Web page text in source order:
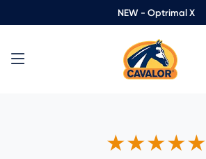
NEW - Optrimal X
★★★★★